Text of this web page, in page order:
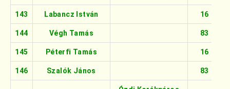
143 Labancz István 16
144 Végh Tamás 83
145 Péterfi Tamás 16
146 Szalók János 83